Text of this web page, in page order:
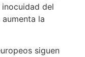
del
la
siguen